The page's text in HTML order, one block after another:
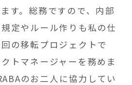
す。総務ですので、内部
定やルール作りも私の仕
の移転プロジェクトで
トマネージャーを務めま
のお二人に協力してい